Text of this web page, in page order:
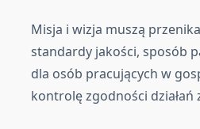
Misja i wizja muszą
standardy jakości, sposób
dla osób pracujących w
kontrolę zgodności